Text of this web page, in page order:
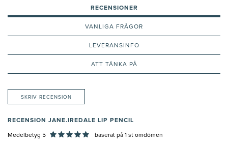
RECENSIONER
VANLIGA FRÅGOR
LEVERANSINFO
ATT TÄNKA PÅ
SKRIV RECENSION
RECENSION JANE.IREDALE LIP PENCIL
Medelbetyg 5 baserat på 1 st omdömen